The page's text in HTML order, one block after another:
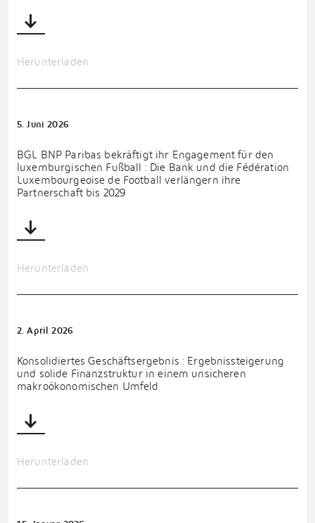
Herunterladen
5. Juni 2026
BGL BNP Paribas bekräftigt ihr Engagement für den
luxemburgischen Fußball : Die Bank und die Fédération
Luxembourgeoise de Football verlängern ihre
Partnerschaft bis 2029
Herunterladen
2. April 2026
Konsolidiertes Geschäftsergebnis : Ergebnissteigerung
und solide Finanzstruktur in einem unsicheren
makroökonomischen Umfeld
Herunterladen